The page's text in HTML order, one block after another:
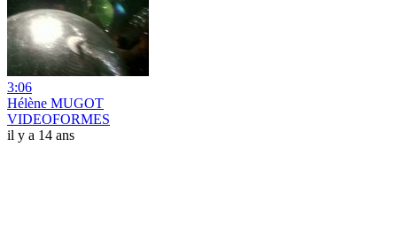
3:06
Hélène MUGOT
VIDEOFORMES
il y a 14 ans